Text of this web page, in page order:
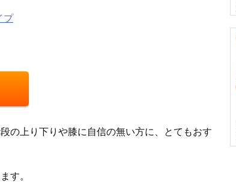
プ
の上り下りや膝に自信の無い方に、とてもおす
す。